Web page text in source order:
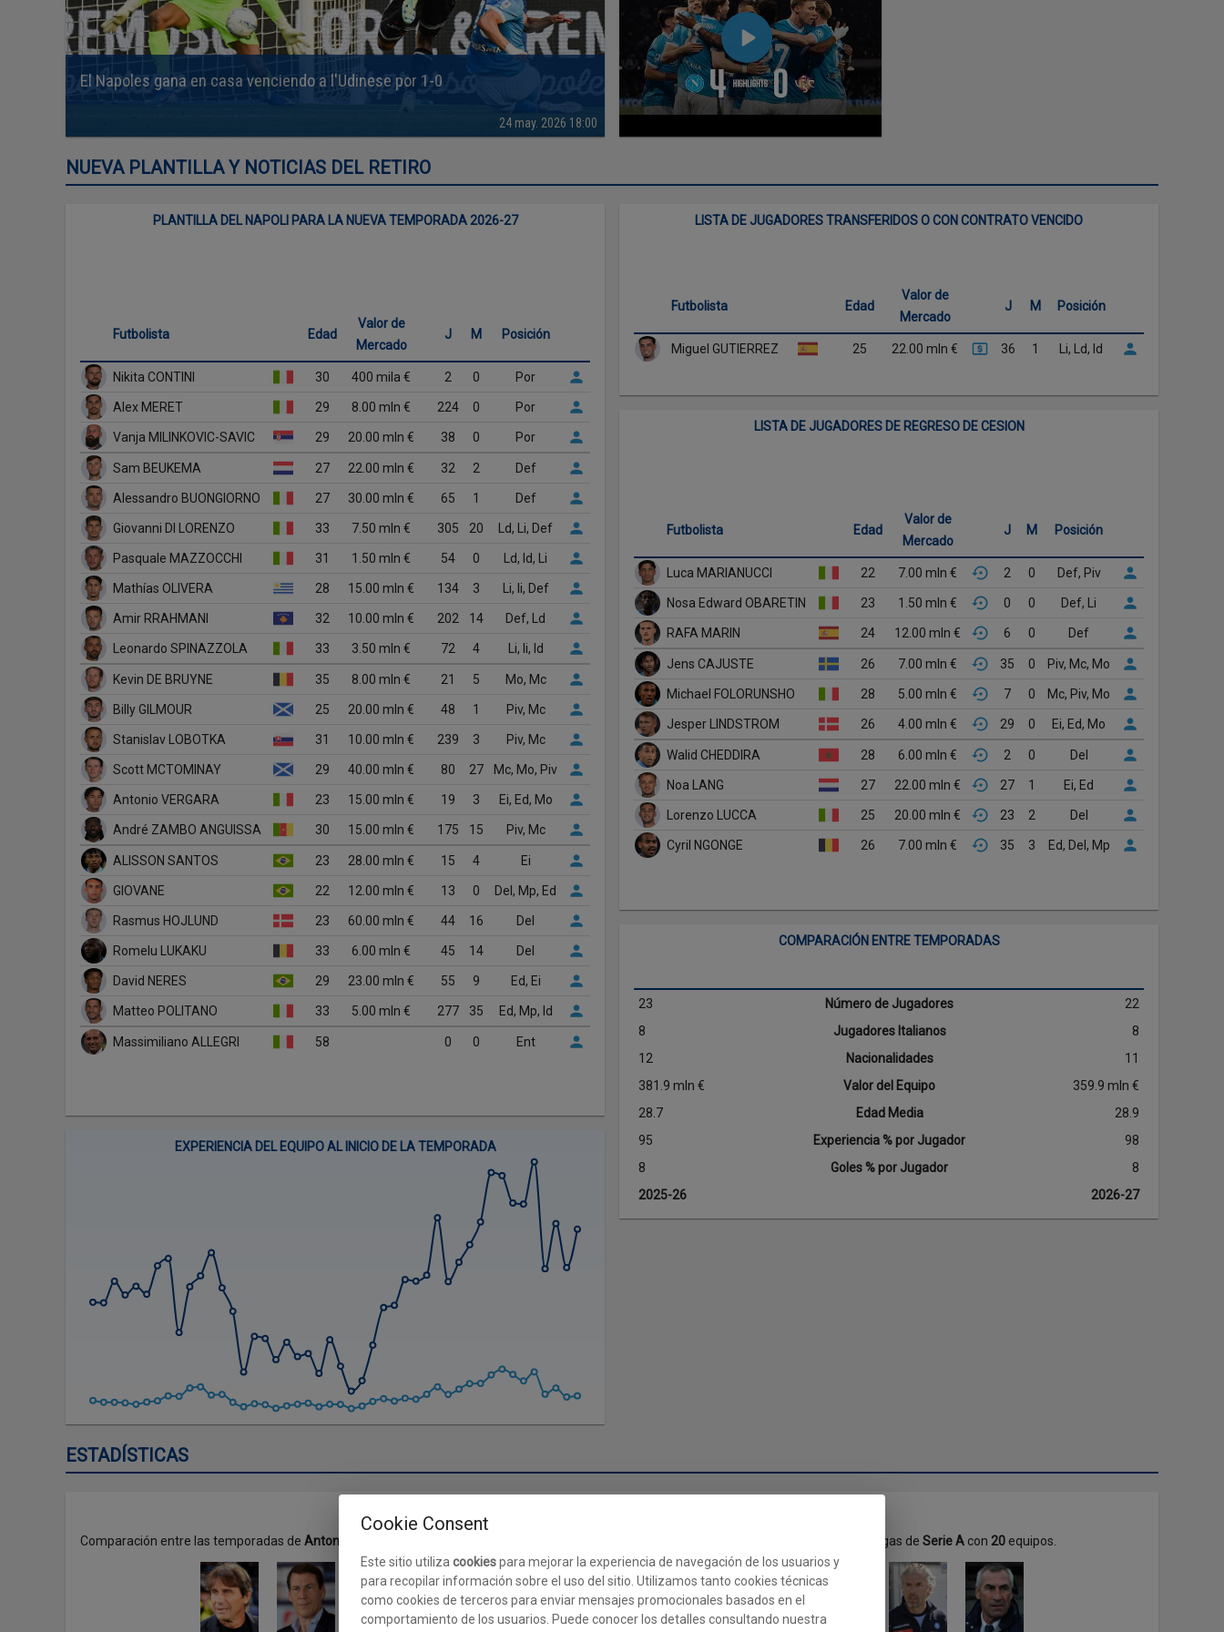
El Napoles gana en casa venciendo a l'Udinese por 1-0
24 may. 2026 18:00
NUEVA PLANTILLA Y NOTICIAS DEL RETIRO
PLANTILLA DEL NAPOLI PARA LA NUEVA TEMPORADA 2026-27
Futbolista Edad
Valor de
Mercado
J M Posición
Nikita CONTINI 30 400 mila € 2 0 Por
Alex MERET 29 8.00 mln € 224 0 Por
Vanja MILINKOVIC-SAVIC 29 20.00 mln € 38 0 Por
Sam BEUKEMA 27 22.00 mln € 32 2 Def
Alessandro BUONGIORNO 27 30.00 mln € 65 1 Def
Giovanni DI LORENZO 33 7.50 mln € 305 20 Ld, Li, Def
Pasquale MAZZOCCHI 31 1.50 mln € 54 0 Ld, Id, Li
Mathías OLIVERA 28 15.00 mln € 134 3 Li, Ii, Def
Amir RRAHMANI 32 10.00 mln € 202 14 Def, Ld
Leonardo SPINAZZOLA 33 3.50 mln € 72 4 Li, Ii, Id
Kevin DE BRUYNE 35 8.00 mln € 21 5 Mo, Mc
Billy GILMOUR 25 20.00 mln € 48 1 Piv, Mc
Stanislav LOBOTKA 31 10.00 mln € 239 3 Piv, Mc
Scott MCTOMINAY 29 40.00 mln € 80 27 Mc, Mo, Piv
Antonio VERGARA 23 15.00 mln € 19 3 Ei, Ed, Mo
André ZAMBO ANGUISSA 30 15.00 mln € 175 15 Piv, Mc
ALISSON SANTOS 23 28.00 mln € 15 4 Ei
GIOVANE 22 12.00 mln € 13 0 Del, Mp, Ed
Rasmus HOJLUND 23 60.00 mln € 44 16 Del
Romelu LUKAKU 33 6.00 mln € 45 14 Del
David NERES 29 23.00 mln € 55 9 Ed, Ei
Matteo POLITANO 33 5.00 mln € 277 35 Ed, Mp, Id
Massimiliano ALLEGRI 58 0 0 Ent
LISTA DE JUGADORES TRANSFERIDOS O CON CONTRATO VENCIDO
Futbolista Edad
Valor de
Mercado
J M Posición
Miguel GUTIERREZ 25 22.00 mln € 36 1 Li, Ld, Id
LISTA DE JUGADORES DE REGRESO DE CESION
Futbolista Edad
Valor de
Mercado
J M Posición
Luca MARIANUCCI 22 7.00 mln € 2 0 Def, Piv
Nosa Edward OBARETIN 23 1.50 mln € 0 0 Def, Li
RAFA MARIN 24 12.00 mln € 6 0 Def
Jens CAJUSTE 26 7.00 mln € 35 0 Piv, Mc, Mo
Michael FOLORUNSHO 28 5.00 mln € 7 0 Mc, Piv, Mo
Jesper LINDSTROM 26 4.00 mln € 29 0 Ei, Ed, Mo
Walid CHEDDIRA 28 6.00 mln € 2 0 Del
Noa LANG 27 22.00 mln € 27 1 Ei, Ed
Lorenzo LUCCA 25 20.00 mln € 23 2 Del
Cyril NGONGE 26 7.00 mln € 35 3 Ed, Del, Mp
COMPARACIÓN ENTRE TEMPORADAS
23 Número de Jugadores
22
8
Jugadores Italianos
8
12
Nacionalidades
11
381.9 mln €
Valor del Equipo
359.9 mln €
28.7
Edad Media
28.9
95
Experiencia % por Jugador
98
8
Goles % por Jugador
8
2025-26
2026-27
EXPERIENCIA DEL EQUIPO AL INICIO DE LA TEMPORADA
ESTADÍSTICAS
Comparación entre las temporadas de Antonio Conte al mando del Napoles en relación con otros entrenadores al final de la temporada, en ligas de Serie A con 20 equipos.
Cookie Consent
Este sitio utiliza cookiespara mejorar la experiencia de navegación de los usuarios y
para recopilar información sobre el uso del sitio. Utilizamos tanto cookies técnicas
como cookies de terceros para enviar mensajes promocionales basados en el
comportamiento de los usuarios. Puede conocer los detalles consultando nuestra